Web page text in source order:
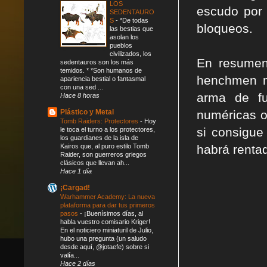
escudo
bloqueos.
En
henchmen
arma de
numéricas
si
habrá
LOS
SEDENTAURO
S - *De todas
las bestias que
asolan los
pueblos
civilizados, los
sedentauros son los más
temidos. * *Son humanos de
apariencia bestial o fantasmal
con una sed ...
Hace 8 horas
Plástico y Metal
Tomb Raiders: Protectores - Hoy
le toca el turno a los protectores,
los guardianes de la isla de
Kairos que, al puro estilo Tomb
Raider, son guerreros griegos
clásicos que llevan ah...
Hace 1 día
¡Cargad!
Warhammer Academy: La nueva
plataforma para dar tus primeros
pasos - ¡Buenísimos días, al
habla vuestro comisario Kriger!
En el noticiero miniaturil de Julio,
hubo una pregunta (un saludo
desde aquí, @jotaefe) sobre si
valía...
Hace 2 días